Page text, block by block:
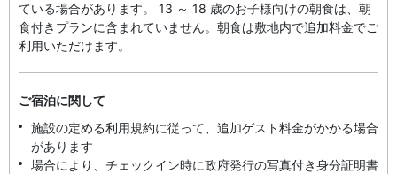
ている場合があります。 13 ～ 18 歳のお子様向けの朝食は、朝
食付きプランに含まれていません。朝食は敷地内で追加料金でご
利用いただけます。
ご宿泊に関して
施設の定める利用規約に従って、追加ゲスト料金がかかる場合
があります
場合により、チェックイン時に政府発行の写真付き身分証明書